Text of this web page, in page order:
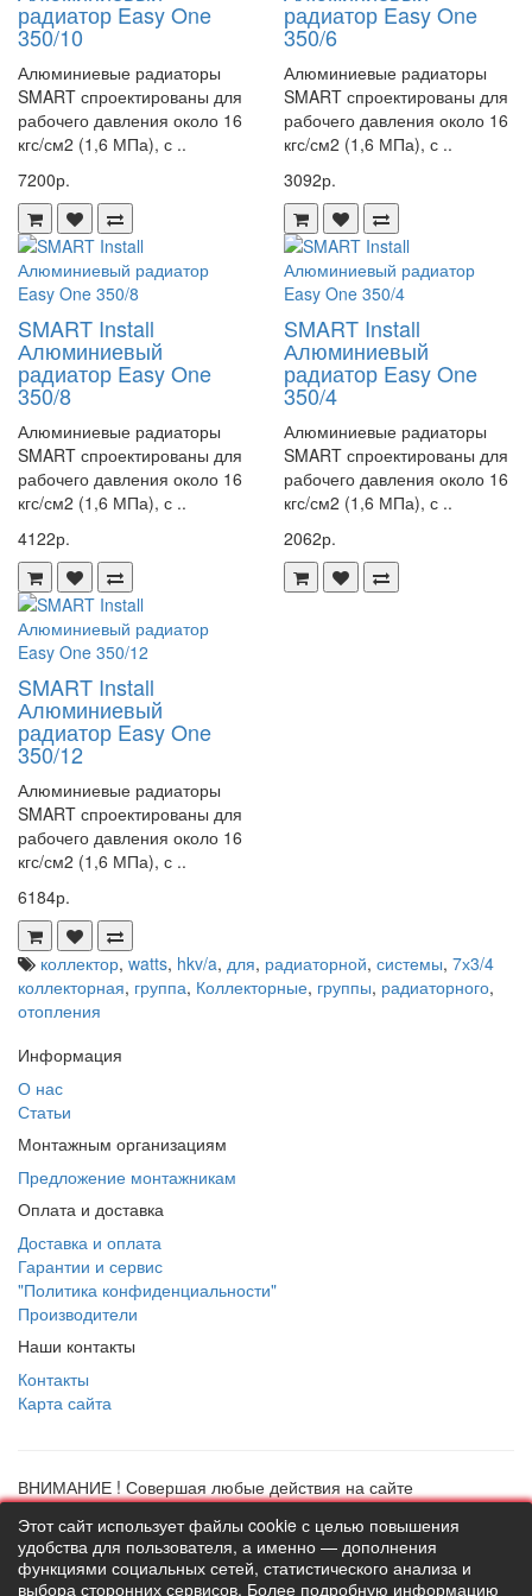
службы
- Высокое рабочее давление и температура, что позволяет
использовать коллекторную группу в различных системах
- Большое количество выходов позволяет подключить несколько
потребителей
- Простота установки и обслуживания
Коллекторная группа Watts HKV/A 7 - это идеальный выбор для тех,
кто ценит качество и надежность. Она обеспечит стабильную и
эффективную работу вашей системы отопления или водоснабжения
на долгие годы. Не упустите возможность приобрести этот
высококачественный продукт по доступной цене!
радиатор Easy One
350/10
Алюминиевые радиаторы
SMART спроектированы для
рабочего давления около 16
кгс/см2 (1,6 МПа), с ..
7200р.
радиатор Easy One
350/6
Алюминиевые радиаторы
SMART спроектированы для
рабочего давления около 16
кгс/см2 (1,6 МПа), с ..
3092р.
SMART Install
Алюминиевый
радиатор Easy One
350/8
Алюминиевые радиаторы
SMART спроектированы для
рабочего давления около 16
кгс/см2 (1,6 МПа), с ..
4122р.
SMART Install
Алюминиевый
радиатор Easy One
350/4
Алюминиевые радиаторы
SMART спроектированы для
рабочего давления около 16
кгс/см2 (1,6 МПа), с ..
2062р.
SMART Install
Алюминиевый
радиатор Easy One
350/12
Алюминиевые радиаторы
SMART спроектированы для
рабочего давления около 16
кгс/см2 (1,6 МПа), с ..
6184р.
коллектор, watts, hkv/a, для, радиаторной, системы, 7х3/4
коллекторная, группа, Коллекторные, группы, радиаторного,
отопления
Информация
О нас
Статьи
Монтажным организациям
Предложение монтажникам
Оплата и доставка
Доставка и оплата
Гарантии и сервис
"Политика конфиденциальности"
Производители
Наши контакты
Контакты
Карта сайта
ВНИМАНИЕ ! Совершая любые действия на сайте
конфиденциальности", в противном случае рекомендуем
покинуть данный сайт. Цены и информация представлена на
данном сайте в ознакомительных целях и не являются
Этот сайт использует файлы cookie с целью повышения
удобства для пользователя, а именно — дополнения
функциями социальных сетей, статистического анализа и
выбора сторонних сервисов. Более подробную информацию